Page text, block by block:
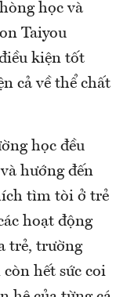
học và
Taiyou
kiện tốt
cả về thể chất
học đều
hướng đến
tìm tòi ở trẻ
hoạt động
trẻ, trường
hết sức coi